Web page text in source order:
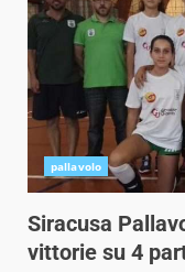
pallavolo
Siracusa
vittorie su 4